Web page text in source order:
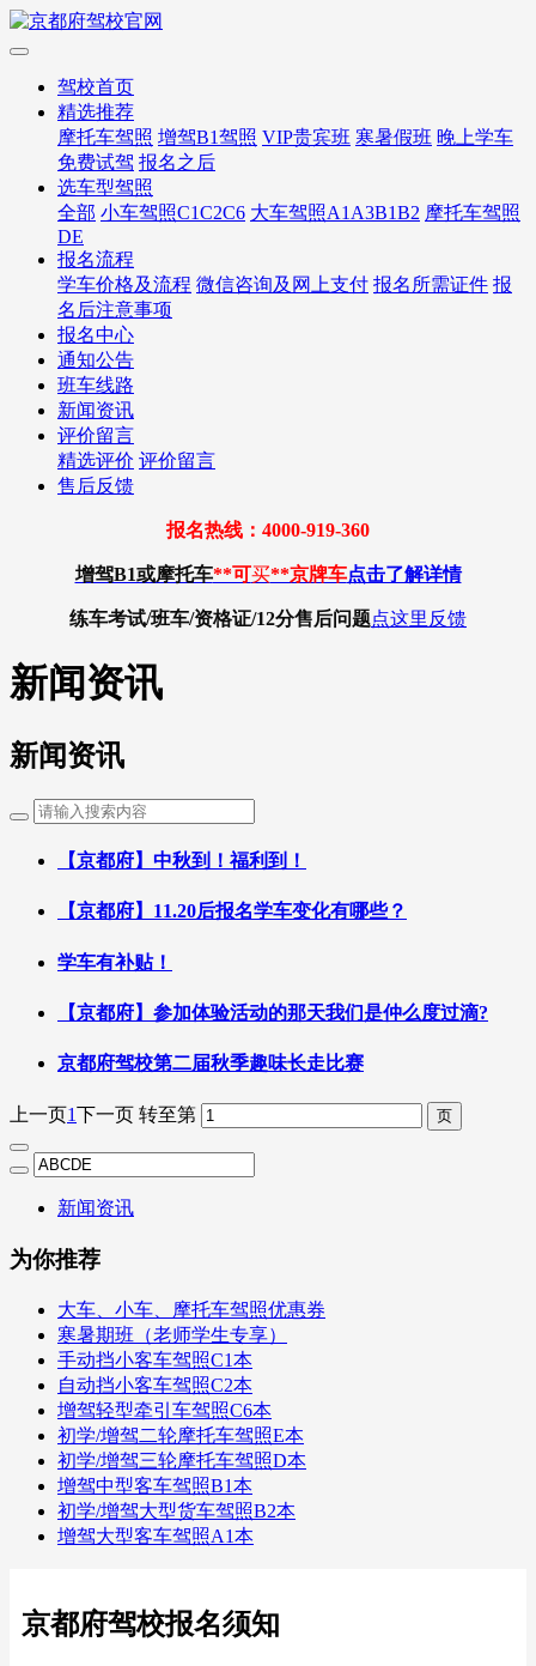
驾校首页
精选推荐
摩托车驾照 增驾B1驾照 VIP贵宾班 寒暑假班 晚上学车
免费试驾 报名之后
选车型驾照
全部 小车驾照C1C2C6 大车驾照A1A3B1B2 摩托车驾照
DE
报名流程
学车价格及流程 微信咨询及网上支付 报名所需证件 报
名后注意事项
报名中心
通知公告
班车线路
新闻资讯
评价留言
精选评价 评价留言
售后反馈
报名热线：4000-919-360
增驾B1或摩托车**可买**京牌车点击了解详情
练车考试/班车/资格证/12分售后问题点这里反馈
新闻资讯
新闻资讯
【京都府】中秋到！福利到！
【京都府】11.20后报名学车变化有哪些？
学车有补贴！
【京都府】参加体验活动的那天我们是仲么度过滴?
京都府驾校第二届秋季趣味长走比赛
上一页1下一页 转至第
新闻资讯
为你推荐
大车、小车、摩托车驾照优惠券
寒暑期班（老师学生专享）
手动挡小客车驾照C1本
自动挡小客车驾照C2本
增驾轻型牵引车驾照C6本
初学/增驾二轮摩托车驾照E本
初学/增驾三轮摩托车驾照D本
增驾中型客车驾照B1本
初学/增驾大型货车驾照B2本
增驾大型客车驾照A1本
京都府驾校报名须知